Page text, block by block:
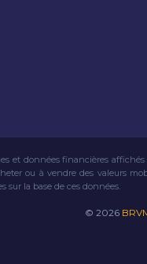
et données financières
ou à vendre des valeurs
sur la base de ces données.
© 2026